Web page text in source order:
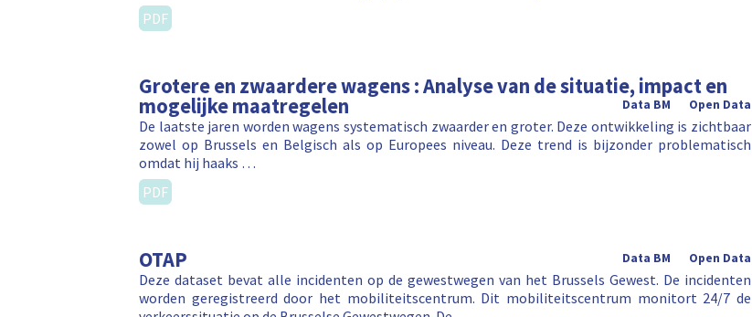
PDF
Grotere en zwaardere wagens : Analyse van de situatie, impact en
mogelijke maatregelen Open Data
Data BM
De laatste jaren worden wagens systematisch zwaarder en groter. Deze ontwikkeling is zichtbaar
zowel op Brussels en Belgisch als op Europees niveau. Deze trend is bijzonder problematisch
omdat hij haaks …
PDF
OTAP Open Data
Data BM
Deze dataset bevat alle incidenten op de gewestwegen van het Brussels Gewest. De incidenten
worden geregistreerd door het mobiliteitscentrum. Dit mobiliteitscentrum monitort 24/7 de